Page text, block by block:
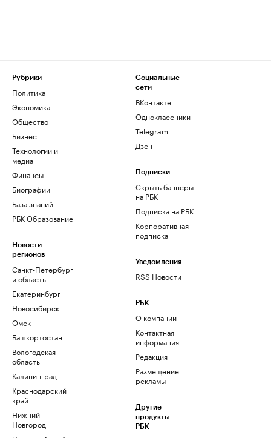
Рубрики
Политика
Экономика
Общество
Бизнес
Технологии и
медиа
Финансы
Биографии
База знаний
РБК Образование
Новости
регионов
Санкт-Петербург
и область
Екатеринбург
Новосибирск
Омск
Башкортостан
Вологодская
область
Калининград
Краснодарский
край
Нижний
Новгород
Социальные
сети
ВКонтакте
Одноклассники
Telegram
Дзен
Подписки
Скрыть баннеры
на РБК
Подписка на РБК
Корпоративная
подписка
Уведомления
RSS Новости
РБК
О компании
Контактная
информация
Редакция
Размещение
рекламы
Другие
продукты
РБК